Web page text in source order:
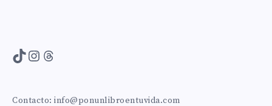
TikTok
Instagram
Threads
Contacto: info@ponunlibroentuvida.com